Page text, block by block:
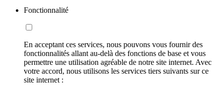
Fonctionnalité
En acceptant ces services, nous pouvons vous fournir des
fonctionnalités allant au-delà des fonctions de base et vous
permettre une utilisation agréable de notre site internet. Avec
votre accord, nous utilisons les services tiers suivants sur ce
site internet :